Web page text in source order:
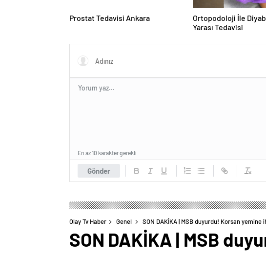
Prostat Tedavisi Ankara
Ortopodoloji İle
Yarası Tedavisi
Gönder
En az 10 karakter gerekli
Olay Tv Haber Genel SON DAKİKA | MSB duyurdu! Korsan yemine
SON DAKİKA | MSB